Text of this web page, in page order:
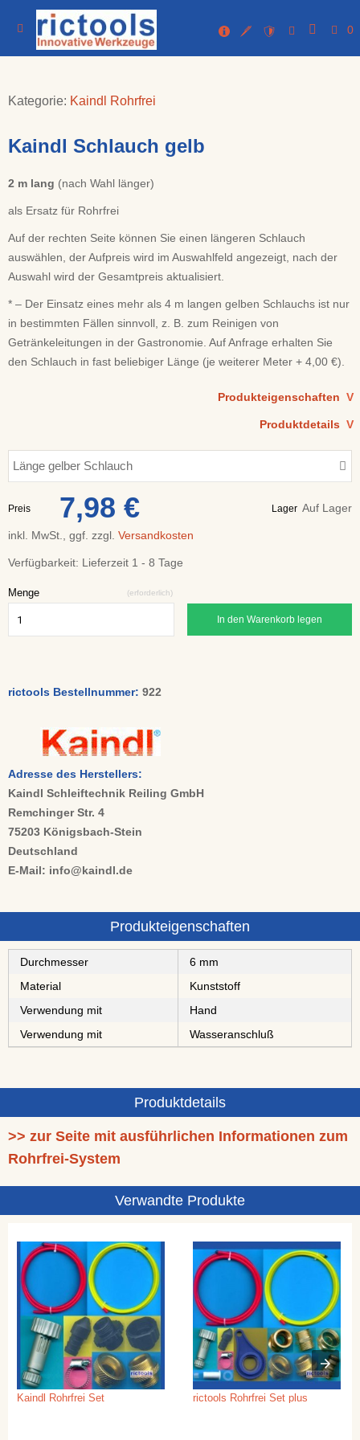
0
Kategorie: Kaindl Rohrfrei
Kaindl Schlauch gelb
2 m lang (nach Wahl länger)
als Ersatz für Rohrfrei
Auf der rechten Seite können Sie einen längeren Schlauch
auswählen, der Aufpreis wird im Auswahlfeld angezeigt, nach der
Auswahl wird der Gesamtpreis aktualisiert.
* – Der Einsatz eines mehr als 4 m langen gelben Schlauchs ist nur
in bestimmten Fällen sinnvoll, z. B. zum Reinigen von
Getränkeleitungen in der Gastronomie. Auf Anfrage erhalten Sie
den Schlauch in fast beliebiger Länge (je weiterer Meter + 4,00 €).
Produkteigenschaften V
Produktdetails V
Länge gelber Schlauch
Preis 7,98 € Lager Auf Lager
inkl. MwSt., ggf. zzgl. Versandkosten
Verfügbarkeit: Lieferzeit 1 - 8 Tage
Menge (erforderlich)
In den Warenkorb legen
rictools Bestellnummer: 922
Adresse des Herstellers:
Kaindl Schleiftechnik Reiling GmbH
Remchinger Str. 4
75203 Königsbach-Stein
Deutschland
E-Mail: info@kaindl.de
Produkteigenschaften
Durchmesser
6 mm
Material
Kunststoff
Verwendung mit
Hand
Verwendung mit
Wasseranschluß
Produktdetails
>> zur Seite mit ausführlichen Informationen zum
Rohrfrei-System
Verwandte Produkte
Kaindl Rohrfrei Set rictools Rohrfrei Set plus